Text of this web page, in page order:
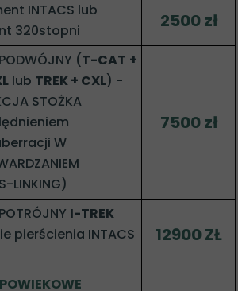
INTACS lub
320stopni
2500 zł
(T-CAT +
lub TREK + CXL) -
STOŻKA
W
LINKING)
7500 zł
I-TREK
pierścienia INTACS
12900 ZŁ